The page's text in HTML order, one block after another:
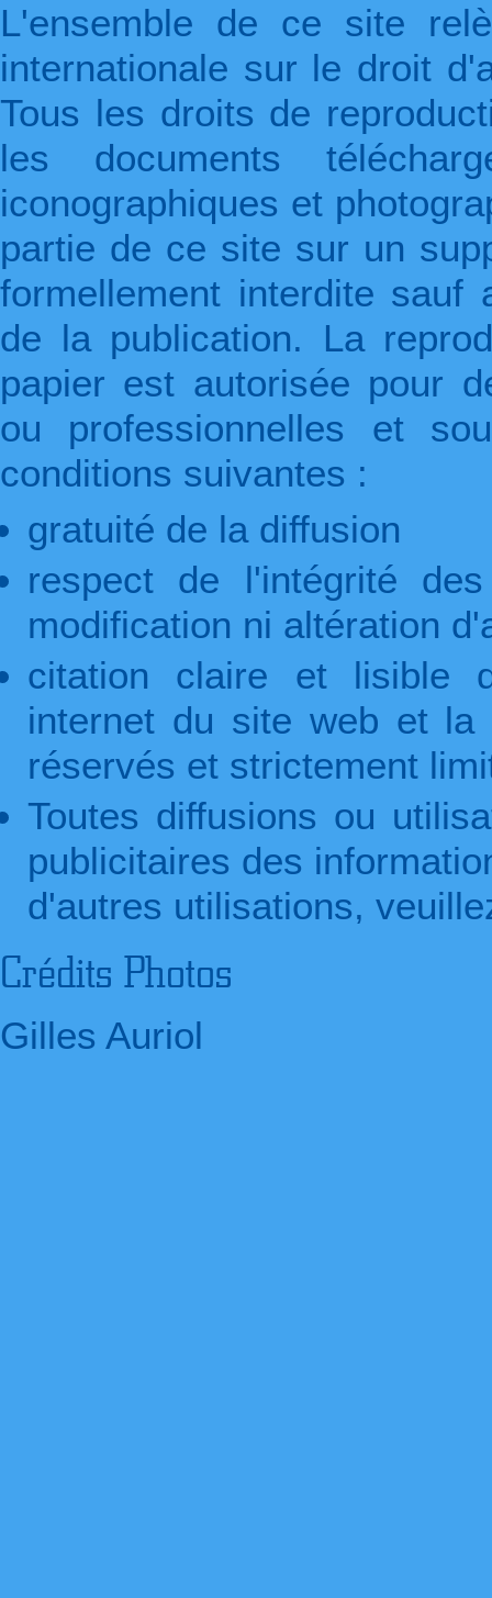
L'ensemble de ce site
internationale sur le droit
Tous les droits de
les documents
iconographiques et
partie de ce site sur un
formellement interdite sauf
de la publication. La
papier est autorisée pour
ou professionnelles et
conditions suivantes :
gratuité de la diffusion
respect de l'intégrité
modification ni altération
citation claire et lisible
internet du site web et la
réservés et strictement
Toutes diffusions ou
publicitaires des
d'autres utilisations,
Crédits Photos
Gilles Auriol